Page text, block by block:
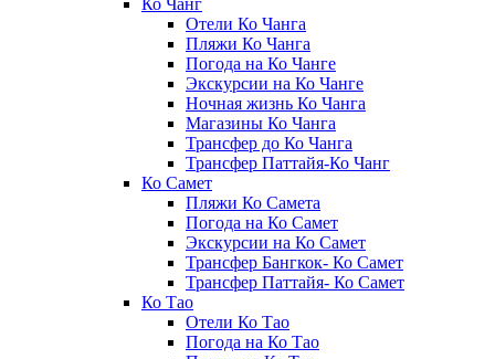
Ко Чанг
Отели Ко Чанга
Пляжи Ко Чанга
Погода на Ко Чанге
Экскурсии на Ко Чанге
Ночная жизнь Ко Чанга
Магазины Ко Чанга
Трансфер до Ко Чанга
Трансфер Паттайя-Ко Чанг
Ко Самет
Пляжи Ко Самета
Погода на Ко Самет
Экскурсии на Ко Самет
Трансфер Бангкок- Ко Самет
Трансфер Паттайя- Ко Самет
Ко Тао
Отели Ко Тао
Погода на Ко Тао